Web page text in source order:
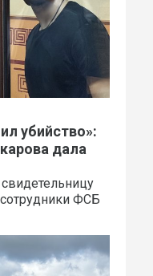
убийство»:
дала
ФСБ